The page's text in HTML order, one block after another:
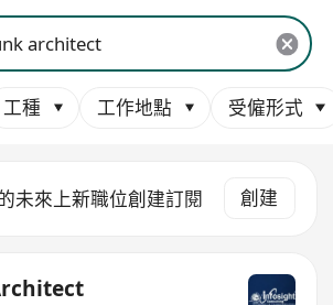
工種 工作地點 受僱形式
未來上新職位創建訂閱 創建